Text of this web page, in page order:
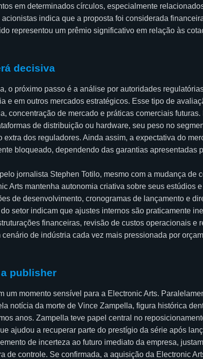
em determinados círculos, especialmente
indica que a proposta foi considerada
representou um prêmio significativo em relação às
decisiva
o próximo passo é a análise por autoridades
e em outros mercados estratégicos. Esse tipo de
concentração de mercado e práticas comerciais
de distribuição ou hardware, seu peso no
dos reguladores. Ainda assim, a expectativa do
bloqueado, dependendo das garantias apresentadas
jornalista Stephen Totilo, mesmo com a mudança de
Arts mantenha autonomia criativa sobre seus estúdios
de desenvolvimento, cronogramas de lançamento e
setor indicam que ajustes internos são praticamente
financeiras, revisão de custos operacionais e
de indústria cada vez mais pressionada por
publisher
um momento sensível para a Electronic Arts.
notícia da morte de Vince Zampella, figura histórica
anos. Zampella teve papel central no
ajudou a recuperar parte do prestígio da série após
de incerteza ao futuro imediato da empresa,
de controle. Se confirmada, a aquisição da Electronic